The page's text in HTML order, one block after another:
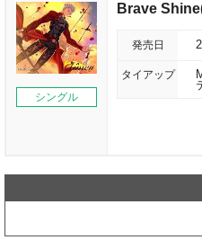
シングル
Brave
発売日
タイアップ